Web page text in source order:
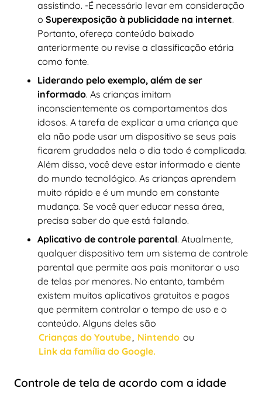
assistindo. -É necessário levar em consideração
o Superexposição à publicidade na internet.
Portanto, ofereça conteúdo baixado
anteriormente ou revise a classificação etária
como fonte.
Liderando pelo exemplo, além de ser
informado. As crianças imitam
inconscientemente os comportamentos dos
idosos. A tarefa de explicar a uma criança que
ela não pode usar um dispositivo se seus pais
ficarem grudados nela o dia todo é complicada.
Além disso, você deve estar informado e ciente
do mundo tecnológico. As crianças aprendem
muito rápido e é um mundo em constante
mudança. Se você quer educar nessa área,
precisa saber do que está falando.
Aplicativo de controle parental. Atualmente,
qualquer dispositivo tem um sistema de controle
parental que permite aos pais monitorar o uso
de telas por menores. No entanto, também
existem muitos aplicativos gratuitos e pagos
que permitem controlar o tempo de uso e o
conteúdo. Alguns deles são
Crianças do Youtube Nintendo ou
Link da família do Google.
Controle de tela de acordo com a idade